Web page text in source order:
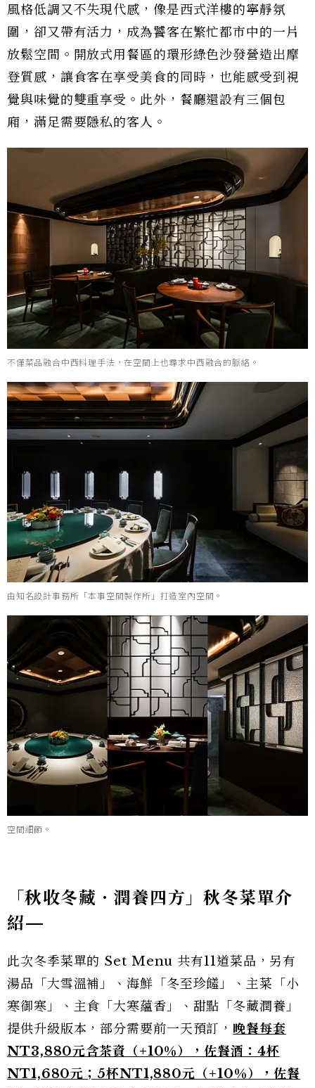
風格低調又不失現代感，像是西式洋樓的寧靜氛
圍，卻又帶有活力，成為饕客在繁忙都市中的一片
放鬆空間。開放式用餐區的環形綠色沙發營造出摩
登質感，讓食客在享受美食的同時，也能感受到視
覺與味覺的雙重享受。此外，餐廳還設有三個包
廂，滿足需要隱私的客人。
不僅菜品融合中西料理手法，在空間上也尋求中西融合的脈絡。
由知名設計事務所「本事空間製作所」打造室內空間。
空間細節。
「秋收冬藏．潤養四方」秋冬菜單介
紹—
此次冬季菜單的 Set Menu 共有11道菜品，另有
湯品「大雪溫補」、海鮮「冬至珍饈」、主菜「小
寒御寒」、主食「大寒蘊香」、甜點「冬藏潤養」
提供升級版本，部分需要前一天預訂， 晚餐每套
NT3,880元含茶資（+10％），佐餐酒：4杯
NT1,680元；5杯NT1,880元（+10％），佐餐